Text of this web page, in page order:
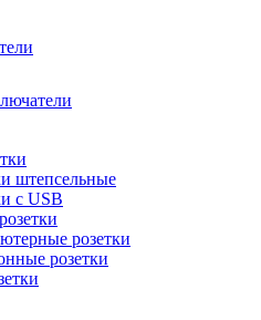
штепсельные
с USB
розетки
розетки